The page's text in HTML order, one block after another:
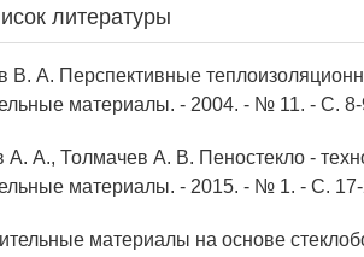
литературы
В. А. Перспективные
материалы. - 2004. - № 11. - С. 8-
А. А., Толмачев А. В. Пеностекло -
материалы. - 2015. - № 1. - С.
материалы на основе